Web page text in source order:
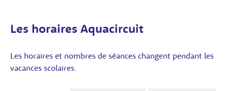
Les horaires Aquacircuit
Les horaires et nombres de séances changent pendant les
vacances scolaires.